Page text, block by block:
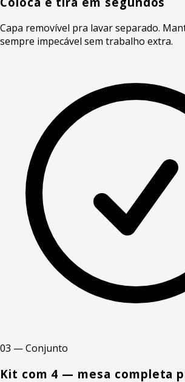
Capa removível pra lavar separado.
sempre impecável sem trabalho extra.
03 — Conjunto
Kit com 4 — mesa completa